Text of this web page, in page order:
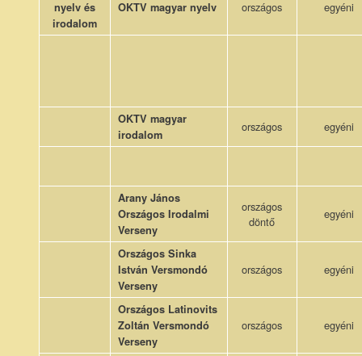
nyelv és
irodalom
OKTV magyar nyelv országos egyéni
OKTV magyar
irodalom
országos egyéni
Arany János
Országos Irodalmi
Verseny
országos
döntő
egyéni
Országos Sinka
István Versmondó
Verseny
országos egyéni
Országos Latinovits
Zoltán Versmondó
Verseny
országos egyéni